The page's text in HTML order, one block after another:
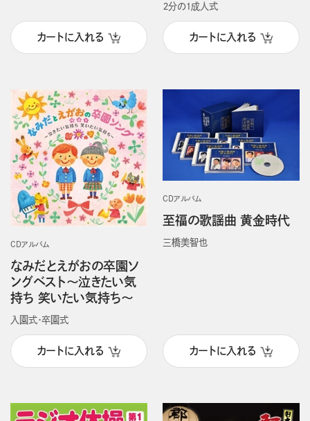
カートに入れる
２分の１成人式
カートに入れる
CDアルバム
なみだとえがおの卒園ソ
ングベスト～泣きたい気
持ち 笑いたい気持ち～
入園式・卒園式
カートに入れる
CDアルバム
至福の歌謡曲 黄金時代
三橋美智也
カートに入れる